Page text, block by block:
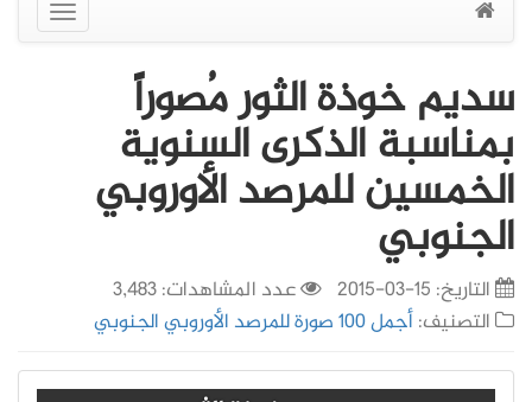
عرض
القائمة
سديم خوذة الثور مُصوراً
بمناسبة الذكرى السنوية
الخمسين للمرصد الأوروبي
الجنوبي
التاريخ: 15-03-2015
عدد المشاهدات: 3,483
التصنيف:أجمل 100 صورة للمرصد الأوروبي الجنوبي